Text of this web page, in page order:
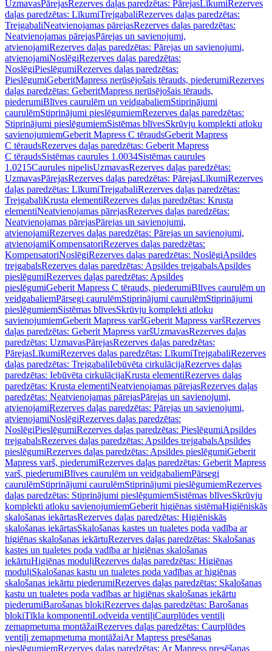
UzmavasPārejasRezerves daļas paredzētas: PārejasLīkumiRezerves
daļas paredzētas: LīkumiTrejgabaliRezerves daļas paredzētas:
TrejgabaliNeatvienojamas pārejasRezerves daļas paredzētas:
Neatvienojamas pārejasPārejas un savienojumi,
atvienojamiRezerves daļas paredzētas: Pārejas un savienojumi,
atvienojamiNoslēgiRezerves daļas paredzētas:
NoslēgiPieslēgumiRezerves daļas paredzētas:
PieslēgumiGeberitMapress nerūsējošais tērauds, piederumiRezerves
daļas paredzētas: GeberitMapress nerūsējošais tērauds,
piederumiBlīves caurulēm un veidgabaliemStiprinājumi
caurulēmStiprinājumi pieslēgumiemRezerves daļas paredzētas:
Stiprinājumi pieslēgumiemSistēmas blīvesSkrūvju komplekti atloku
savienojumiemGeberit Mapress C tēraudsGeberit Mapress
C tēraudsRezerves daļas paredzētas: Geberit Mapress
C tēraudsSistēmas caurules 1.0034Sistēmas caurules
1.0215Caurules nipelisUzmavasRezerves daļas paredzētas:
UzmavasPārejasRezerves daļas paredzētas: PārejasLīkumiRezerves
daļas paredzētas: LīkumiTrejgabaliRezerves daļas paredzētas:
TrejgabaliKrusta elementiRezerves daļas paredzētas: Krusta
elementiNeatvienojamas pārejasRezerves daļas paredzētas:
Neatvienojamas pārejasPārejas un savienojumi,
atvienojamiRezerves daļas paredzētas: Pārejas un savienojumi,
atvienojamiKompensatoriRezerves daļas paredzētas:
KompensatoriNoslēgiRezerves daļas paredzētas: NoslēgiApsildes
trejgabalsRezerves daļas paredzētas: Apsildes trejgabalsApsildes
pieslēgumiRezerves daļas paredzētas: Apsildes
pieslēgumiGeberit Mapress C tērauds, piederumiBlīves caurulēm un
veidgabaliemPārsegi caurulēmStiprinājumi caurulēmStiprinājumi
pieslēgumiemSistēmas blīvesSkrūvju komplekti atloku
savienojumiemGeberit Mapress varšGeberit Mapress varšRezerves
daļas paredzētas: Geberit Mapress varšUzmavasRezerves daļas
paredzētas: UzmavasPārejasRezerves daļas paredzētas:
PārejasLīkumiRezerves daļas paredzētas: LīkumiTrejgabaliRezerves
daļas paredzētas: TrejgabaliIebūvēta cirkulācijaRezerves daļas
paredzētas: Iebūvēta cirkulācijaKrusta elementiRezerves daļas
paredzētas: Krusta elementiNeatvienojamas pārejasRezerves daļas
paredzētas: Neatvienojamas pārejasPārejas un savienojumi,
atvienojamiRezerves daļas paredzētas: Pārejas un savienojumi,
atvienojamiNoslēgiRezerves daļas paredzētas:
NoslēgiPieslēgumiRezerves daļas paredzētas: PieslēgumiApsildes
trejgabalsRezerves daļas paredzētas: Apsildes trejgabalsApsildes
pieslēgumiRezerves daļas paredzētas: Apsildes pieslēgumiGeberit
Mapress varš, piederumiRezerves daļas paredzētas: Geberit Mapress
varš, piederumiBlīves caurulēm un veidgabaliemPārsegi
caurulēmStiprinājumi caurulēmStiprinājumi pieslēgumiemRezerves
daļas paredzētas: Stiprinājumi pieslēgumiemSistēmas blīvesSkrūvju
komplekti atloku savienojumiemGeberit higiēnas sistēmaHigiēniskās
skalošanas iekārtasRezerves daļas paredzētas: Higiēniskās
skalošanas iekārtasSkalošanas kastes un tualetes poda vadība ar
higiēnas skalošanas iekārtuRezerves daļas paredzētas: Skalošanas
kastes un tualetes poda vadība ar higiēnas skalošanas
iekārtuHigiēnas moduļiRezerves daļas paredzētas: Higiēnas
moduļiSkalošanas kastu un tualetes poda vadības ar higiēnas
skalošanas iekārtu piederumiRezerves daļas paredzētas: Skalošanas
kastu un tualetes poda vadības ar higiēnas skalošanas iekārtu
piederumiBarošanas blokiRezerves daļas paredzētas: Barošanas
blokiTīkla komponentiLodveida ventiļiCaurplūdes ventiļi
zemapmetuma montāžaiRezerves daļas paredzētas: Caurplūdes
ventiļi zemapmetuma montāžaiAr Mapress presēšanas
pieslēgumiemRezerves daļas paredzētas: Ar Mapress presēšanas